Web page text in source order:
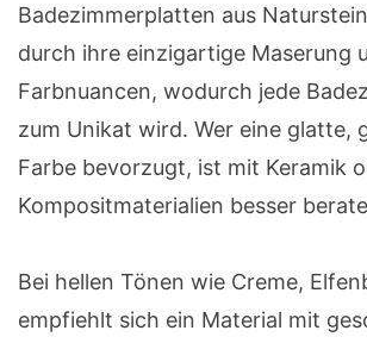
Badezimmerplatten aus
durch ihre einzigartige Maserung
Farbnuancen, wodurch jede
zum Unikat wird. Wer eine glatte,
Farbe bevorzugt, ist mit Keramik
Kompositmaterialien besser
Bei hellen Tönen wie Creme,
empfiehlt sich ein Material mit